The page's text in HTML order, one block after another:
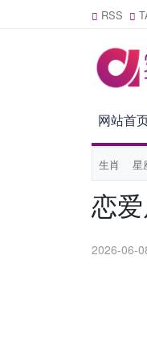
RSS
网站首
生肖 星
恋
2026-06-